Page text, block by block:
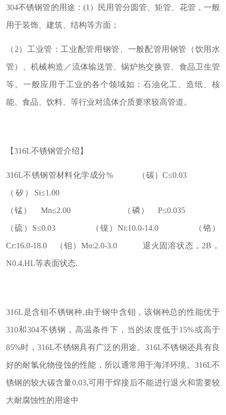
304不锈钢管的用途：(1）民用管分圆管、矩管、花管，一般
用于装饰、建筑、结构等方面；
（2）工业管：工业配管用钢管、一般配管用钢管（饮用水
管）、机械构造／流体输送管、锅炉热交换管、食品卫生管
等。一般应用于工业的各个领域如：石油化工、造纸、核
能、食品、饮料、等行业对流体介质要求较高管道。
【316L不锈钢管介绍】
316L不锈钢管材料化学成分% （碳）C≤0.03
（矽）Si≤1.00
（锰） Mn≤2.00 （磷） P≤0.035
（硫）S≤0.03 （镍）Ni:10.0-14.0 （铬）
Cr:16.0-18.0 （钼）Mo:2.0-3.0 退火固溶状态，2B，
N0.4,HL等表面状态.
316L是含钼不锈钢种,由于钢中含钼，该钢种总的性能优于
310和304不锈钢，高温条件下，当的浓度低于15%或高于
85%时，316L不锈钢具有广泛的用途。316L不锈钢还具有良
好的耐氯化物侵蚀的性能，所以通常用于海洋环境。316L不
锈钢的较大碳含量0.03,可用于焊接后不能进行退火和需要较
大耐腐蚀性的用途中